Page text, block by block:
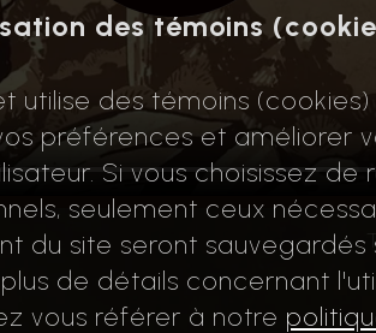
des témoins
utilise des témoins
préférences et améliorer
Si vous choisissez de
seulement ceux
du site seront sauvegardés
de détails concernant
vous référer à notre